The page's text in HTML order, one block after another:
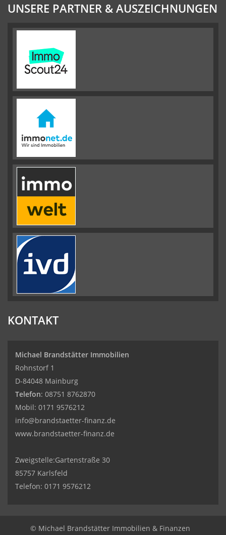
UNSERE PARTNER & AUSZEICHNUNGEN
KONTAKT
Michael Brandstätter Immobilien
Rohnstorf 1
D-84048 Mainburg
Telefon: 08751 8762870
Mobil: 0171 9576212
info@brandstaetter-finanz.de
www.brandstaetter-finanz.de
Zweigstelle:Gartenstraße 30
85757 Karlsfeld
Telefon: 0171 9576212
© Michael Brandstätter Immobilien & Finanzen